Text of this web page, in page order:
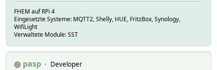
FHEM auf RPi 4
Eingesetzte Systeme: MQTT2, Shelly, HUE, FritzBox, Synology,
WifiLight
Verwaltete Module: SST
pasp
Developer